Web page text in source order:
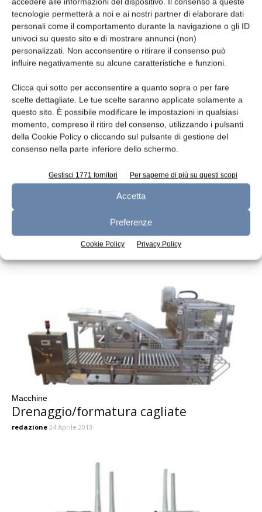
tecnologie permetterà a noi e ai nostri partner di elaborare dati
personali come il comportamento durante la navigazione o gli ID
univoci su questo sito e di mostrare annunci (non)
personalizzati. Non acconsentire o ritirare il consenso può
influire negativamente su alcune caratteristiche e funzioni.
Clicca qui sotto per acconsentire a quanto sopra o per fare
scelte dettagliate. Le tue scelte saranno applicate solamente a
questo sito. È possibile modificare le impostazioni in qualsiasi
momento, compreso il ritiro del consenso, utilizzando i pulsanti
della Cookie Policy o cliccando sul pulsante di gestione del
consenso nella parte inferiore dello schermo.
Gestisci 1771 fornitori Per saperne di più su questi scopi
Accetta
Preferenze
Cookie Policy Privacy Policy
Tecnologia
Acqua purificata per riciclo
redazione 24 Aprile 2013
Tecnologia
Rigenerazione salamoie
24 Aprile 2013
Macchine
Drenaggio/formatura cagliate
redazione 24 Aprile 2013